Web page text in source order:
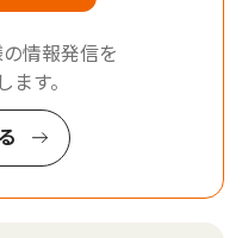
情報発信を
ます。